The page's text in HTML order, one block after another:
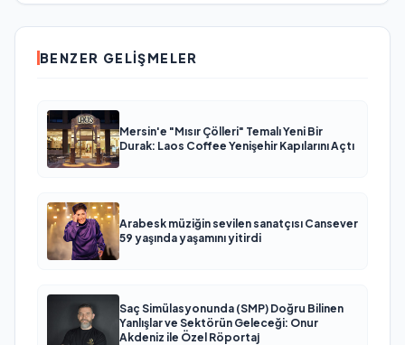
BENZER GELIŞMELER
Mersin'e "Mısır Çölleri" Temalı Yeni Bir
Durak: Laos Coffee Yenişehir Kapılarını Açtı
Arabesk müziğin sevilen sanatçısı Cansever
59 yaşında yaşamını yitirdi
Saç Simülasyonunda (SMP) Doğru Bilinen
Yanlışlar ve Sektörün Geleceği: Onur
Akdeniz ile Özel Röportaj